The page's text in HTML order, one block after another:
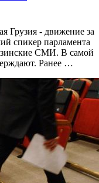
Грузия - движение за
спикер парламента
СМИ. В самой
Ранее …